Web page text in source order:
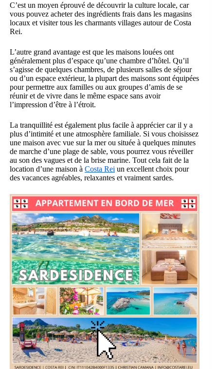
C’est un moyen éprouvé de découvrir la culture locale, car
vous pouvez acheter des ingrédients frais dans les magasins
locaux et visiter tous les charmants villages autour de Costa
Rei.
L’autre grand avantage est que les maisons louées ont
généralement plus d’espace qu’une chambre d’hôtel. Qu’il
s’agisse de quelques chambres, de plusieurs salles de séjour
ou d’un espace extérieur, la plupart des maisons sont équipées
pour permettre aux familles ou aux groupes d’amis de se
réunir et de vivre dans le même espace sans avoir
l’impression d’être à l’étroit.
La tranquillité est également plus facile à apprécier car il y a
plus d’intimité et une atmosphère familiale. Si vous choisissez
une maison avec vue sur la mer ou située à quelques minutes
de marche d’une plage de sable, vous pourrez vous réveiller
au son des vagues et de la brise marine. Tout cela fait de la
location d’une maison à Costa Rei un excellent choix pour
des vacances agréables, relaxantes et vraiment sardes.